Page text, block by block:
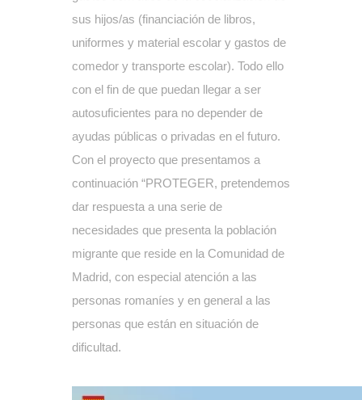
sus hijos/as (financiación de libros,
uniformes y material escolar y gastos de
comedor y transporte escolar). Todo ello
con el fin de que puedan llegar a ser
autosuficientes para no depender de
ayudas públicas o privadas en el futuro.
Con el proyecto que presentamos a
continuación “PROTEGER, pretendemos
dar respuesta a una serie de
necesidades que presenta la población
migrante que reside en la Comunidad de
Madrid, con especial atención a las
personas romaníes y en general a las
personas que están en situación de
dificultad.